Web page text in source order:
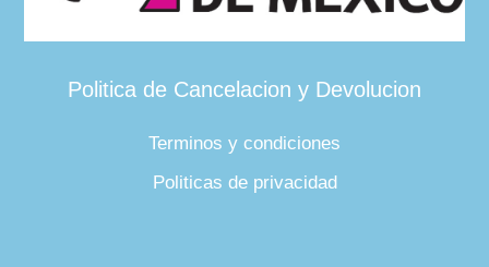
Politica de Cancelacion y Devolucion
Terminos y condiciones
Politicas de privacidad